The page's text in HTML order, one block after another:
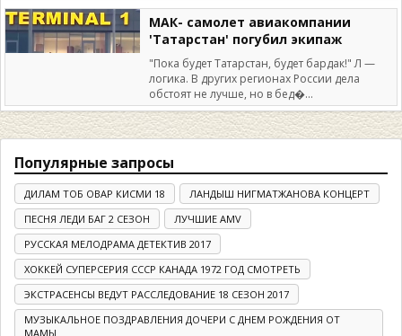
МАК- самолет авиакомпании
'Татарстан' погубил экипаж
"Пока будет Татарстан, будет бардак!" Л —
логика. В других регионах России дела
обстоят не лучше, но в бед�...
Популярные запросы
ДИЛАМ ТОБ ОВАР КИСМИ 18
ЛАНДЫШ НИГМАТЖАНОВА КОНЦЕРТ
ПЕСНЯ ЛЕДИ БАГ 2 СЕЗОН
ЛУЧШИЕ AMV
РУССКАЯ МЕЛОДРАМА ДЕТЕКТИВ 2017
ХОККЕЙ СУПЕРСЕРИЯ СССР КАНАДА 1972 ГОД СМОТРЕТЬ
ЭКСТРАСЕНСЫ ВЕДУТ РАССЛЕДОВАНИЕ 18 СЕЗОН 2017
МУЗЫКАЛЬНОЕ ПОЗДРАВЛЕНИЯ ДОЧЕРИ С ДНЕМ РОЖДЕНИЯ ОТ
МАМЫ